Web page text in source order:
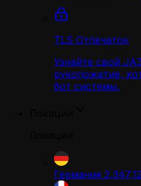
TLS Отпечаток
Узнайте свой
рукопожатие,
бот системы.
Германия